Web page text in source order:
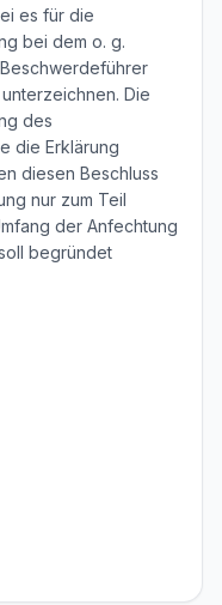
es für die
bei dem o. g.
Die
des
die Erklärung
diesen Beschluss
nur zum Teil
der Anfechtung
begründet